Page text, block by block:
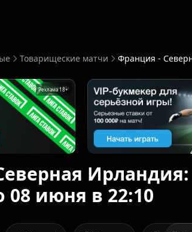
Товарищеские матчи
Реклама 18+
Ирландия:
июня в 22:10